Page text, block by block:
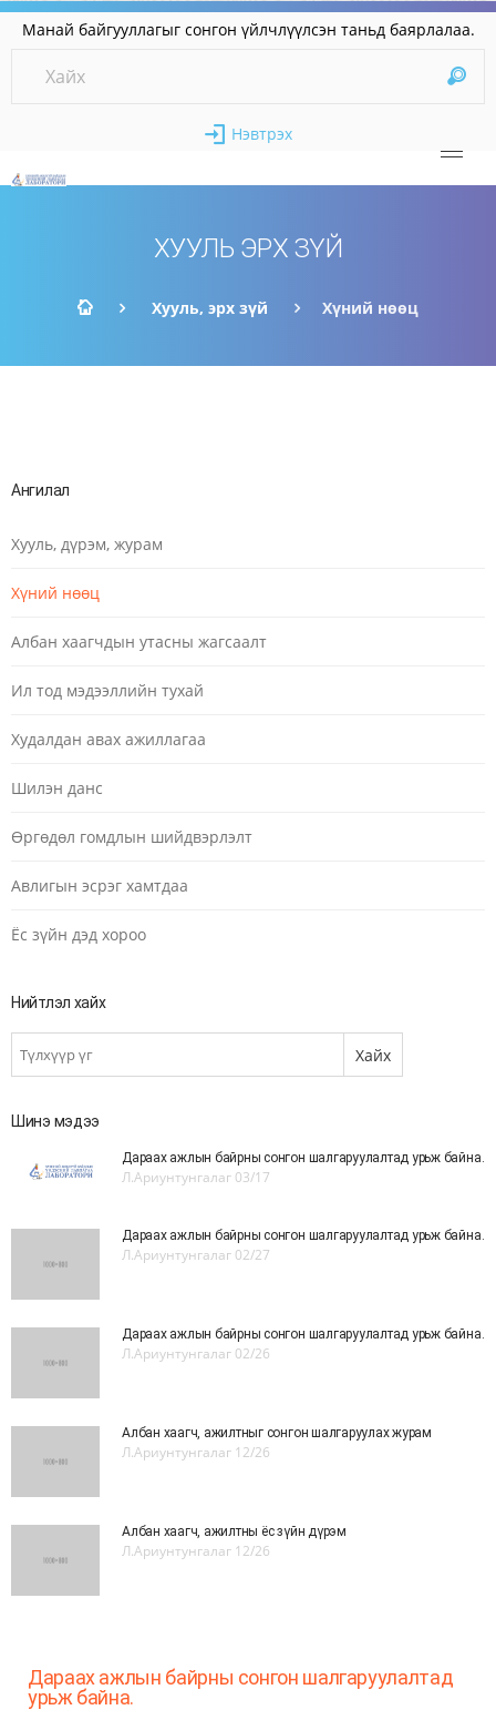
байгууллагыг сонгон үйлчлүүлсэн таньд
Нэвтрэх
ХУУЛЬ ЭРХ ЗҮЙ
Хууль, эрх зүй Хүний нөөц
Ангилал
Хууль, дүрэм, журам
Хүний нөөц
Албан хаагчдын утасны жагсаалт
Ил тод мэдээллийн тухай
Худалдан авах ажиллагаа
Шилэн данс
Өргөдөл гомдлын шийдвэрлэлт
Авлигын эсрэг хамтдаа
Ёс зүйн дэд хороо
Нийтлэл хайх
Шинэ мэдээ
Дараах ажлын байрны сонгон шалгаруулалтад урьж байна.
Л.Ариунтунгалаг 03/17
Дараах ажлын байрны сонгон шалгаруулалтад урьж байна.
Л.Ариунтунгалаг 02/27
Дараах ажлын байрны сонгон шалгаруулалтад урьж байна.
Л.Ариунтунгалаг 02/26
Албан хаагч, ажилтныг сонгон шалгаруулах журам
Л.Ариунтунгалаг 12/26
Албан хаагч, ажилтны ёс зүйн дүрэм
Л.Ариунтунгалаг 12/26
Дараах ажлын байрны сонгон шалгаруулалтад
урьж байна.